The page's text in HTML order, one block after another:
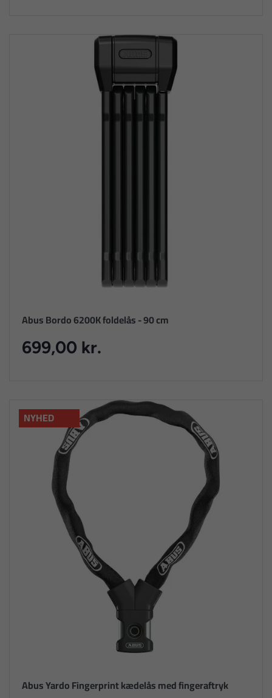
Abus Bordo 6200K foldelås - 90 cm
699,00 kr.
NYHED
Abus Yardo Fingerprint kædelås med fingeraftryk